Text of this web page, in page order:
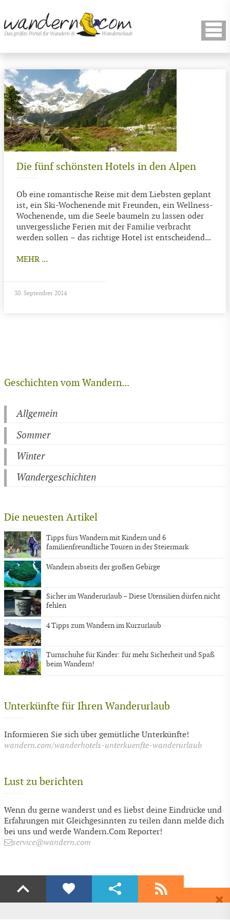
Die fünf schönsten Hotels in den Alpen
Ob eine romantische Reise mit dem Liebsten geplant
ist, ein Ski-Wochenende mit Freunden, ein Wellness-
Wochenende, um die Seele baumeln zu lassen oder
unvergessliche Ferien mit der Familie verbracht
werden sollen – das richtige Hotel ist entscheidend...
MEHR ...
30. September 2014
Geschichten vom Wandern...
Allgemein
Sommer
Winter
Wandergeschichten
Die neuesten Artikel
Tipps fürs Wandern mit Kindern und 6
familienfreundliche Touren in der Steiermark
Wandern abseits der großen Gebirge
Sicher im Wanderurlaub – Diese Utensilien dürfen nicht
fehlen
4 Tipps zum Wandern im Kurzurlaub
Turnschuhe für Kinder: für mehr Sicherheit und Spaß
beim Wandern!
Unterkünfte für Ihren Wanderurlaub
Informieren Sie sich über gemütliche Unterkünfte!
wandern.com/wanderhotels-unterkuenfte-wanderurlaub
Lust zu berichten
Wenn du gerne wanderst und es liebst deine Eindrücke und
Erfahrungen mit Gleichgesinnten zu teilen dann melde dich
bei uns und werde Wandern.Com Reporter!
service@wandern.com
Liken
Teilen
Abonnieren